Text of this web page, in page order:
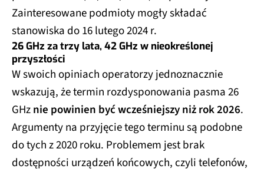
Zainteresowane podmioty mogły składać
stanowiska do 16 lutego 2024 r.
26 GHz za trzy lata, 42 GHz w nieokreślonej
przyszłości
W swoich opiniach operatorzy jednoznacznie
wskazują, że termin rozdysponowania pasma 26
GHznie powinien być wcześniejszy niż rok 2026.
Argumenty na przyjęcie tego terminu są podobne
do tych z 2020 roku. Problemem jest brak
dostępności urządzeń końcowych, czyli telefonów,